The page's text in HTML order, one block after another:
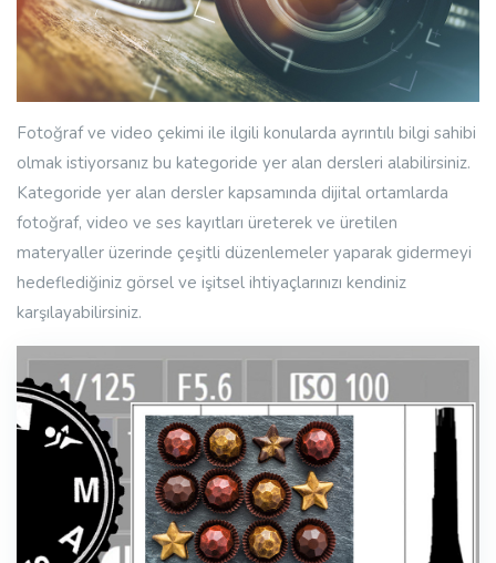
Fotoğraf ve video çekimi ile ilgili konularda ayrıntılı bilgi sahibi
olmak istiyorsanız bu kategoride yer alan dersleri alabilirsiniz.
Kategoride yer alan dersler kapsamında dijital ortamlarda
fotoğraf, video ve ses kayıtları üreterek ve üretilen
materyaller üzerinde çeşitli düzenlemeler yaparak gidermeyi
hedeflediğiniz görsel ve işitsel ihtiyaçlarınızı kendiniz
karşılayabilirsiniz.